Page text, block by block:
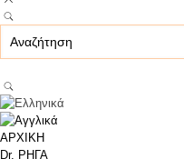
ΑΡΧΙΚΗ
Dr. ΡΗΓΑ